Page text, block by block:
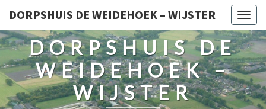
DORPSHUIS DE WEIDEHOEK – WIJSTER
DORPSHUIS DE
WEIDEHOEK –
WIJSTER